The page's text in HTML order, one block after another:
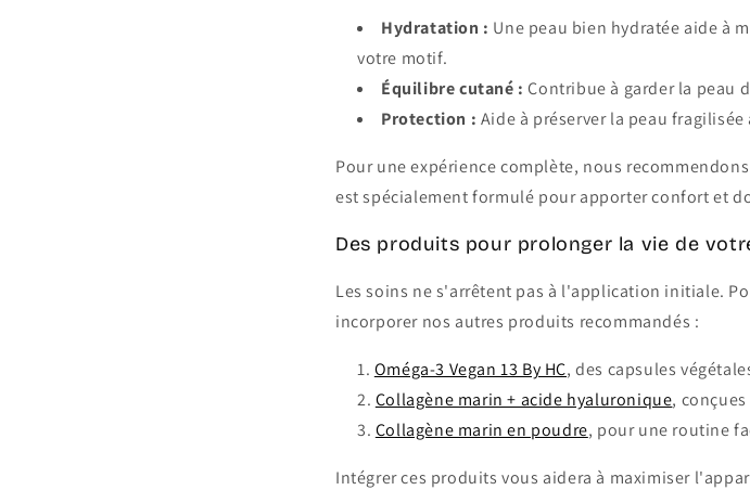
Hydratation : Une peau bien hydratée aide à
votre motif.
Équilibre cutané : Contribue à garder la peau
Protection : Aide à préserver la peau
Pour une expérience complète, nous
est spécialement formulé pour apporter confort et
Des produits pour prolonger la vie de
Les soins ne s'arrêtent pas à l'application initiale.
incorporer nos autres produits recommandés :
Oméga-3 Vegan 13 By HC, des capsules
Collagène marin + acide hyaluronique,
Collagène marin en poudre, pour une routine
Intégrer ces produits vous aidera à maximiser